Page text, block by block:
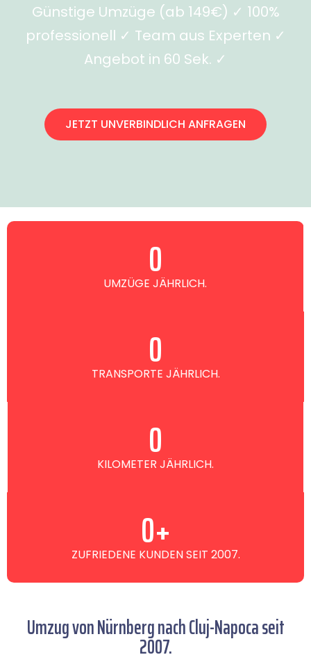
Günstige Umzüge (ab 149€) ✓ 100%
professionell ✓ Team aus Experten ✓
Angebot in 60 Sek. ✓
JETZT UNVERBINDLICH ANFRAGEN
UMZÜGE JÄHRLICH.
0
TRANSPORTE JÄHRLICH.
0
KILOMETER JÄHRLICH.
0
ZUFRIEDENE KUNDEN SEIT 2007.
0+
Umzug von Nürnberg nach Cluj-Napoca seit
2007.